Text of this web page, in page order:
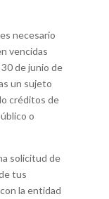
necesario
vencidas
de junio de
un sujeto
créditos de
o
solicitud de
tus
la entidad